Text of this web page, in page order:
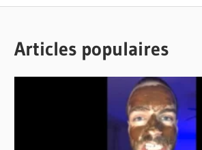
Articles populaires